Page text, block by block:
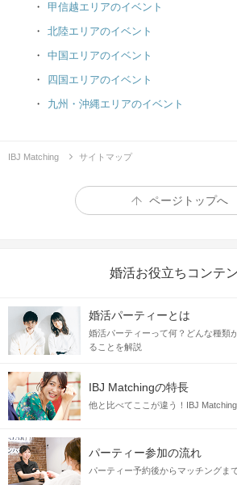
甲信越エリアのイベント
北陸エリアのイベント
中国エリアのイベント
四国エリアのイベント
九州・沖縄エリアのイベント
IBJ Matching サイトマップ
ページトップへ
婚活お役立ちコンテ
婚活パーティーとは
婚活パーティーって何？どんな種類
ることを解説
IBJ Matchingの特長
他と比べてここが違う！IBJ
パーティー参加の流れ
パーティー予約後からマッチングま